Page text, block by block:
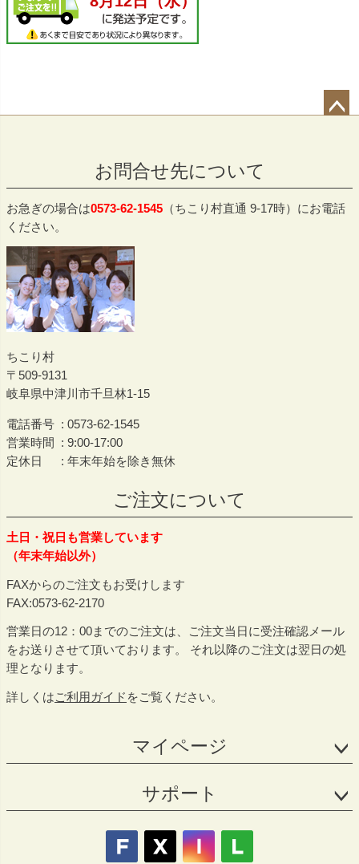
へ
お問合せ先について
お急ぎの場合は0573-62-1545 （ちこり村直通 9-17時）にお電話
ください。
ちこり村
509-9131
岐阜県中津川市千旦林1-15
電話番号
0573-62-1545
営業時間
9:00-17:00
定休日
年末年始を除き無休
ご注文について
土日・祝日も営業しています
（年末年始以外）
FAXからのご注文もお受けします
FAX:0573-62-2170
営業日の12：00までのご注文は、ご注文当日に受注確認メール
をお送りさせて頂いております。 それ以降のご注文は翌日の処
理となります。
詳しくはご利用ガイド をご覧ください。
マイページ
サポート